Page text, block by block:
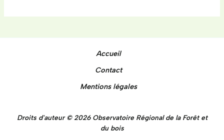
Accueil
Contact
Mentions légales
Droits d'auteur © 2026 Observatoire Régional de la Forêt et
du bois